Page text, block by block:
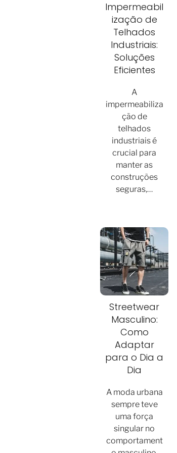
Impermeabil
ização de
Telhados
Industriais:
Soluções
Eficientes
A
impermeabiliza
ção de
telhados
industriais é
crucial para
manter as
construções
seguras,…
Streetwear
Masculino:
Como
Adaptar
para o Dia a
Dia
A moda urbana
sempre teve
uma força
singular no
comportament